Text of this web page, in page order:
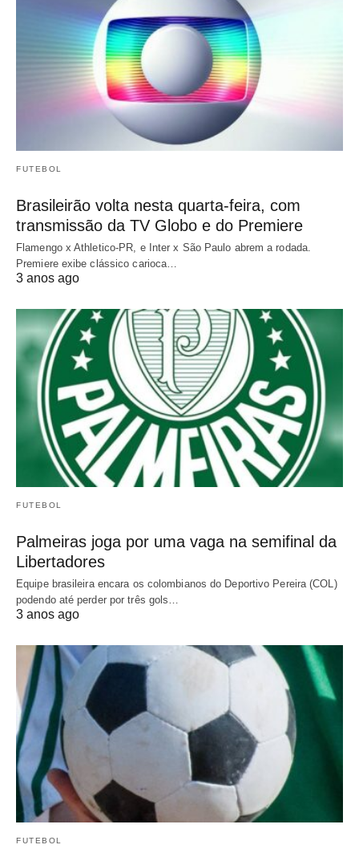
FUTEBOL
Brasileirão volta nesta quarta-feira, com
transmissão da TV Globo e do Premiere
Flamengo x Athletico-PR, e Inter x São Paulo abrem a rodada.
Premiere exibe clássico carioca…
3 anos ago
FUTEBOL
Palmeiras joga por uma vaga na semifinal da
Libertadores
Equipe brasileira encara os colombianos do Deportivo Pereira (COL)
podendo até perder por três gols…
3 anos ago
FUTEBOL